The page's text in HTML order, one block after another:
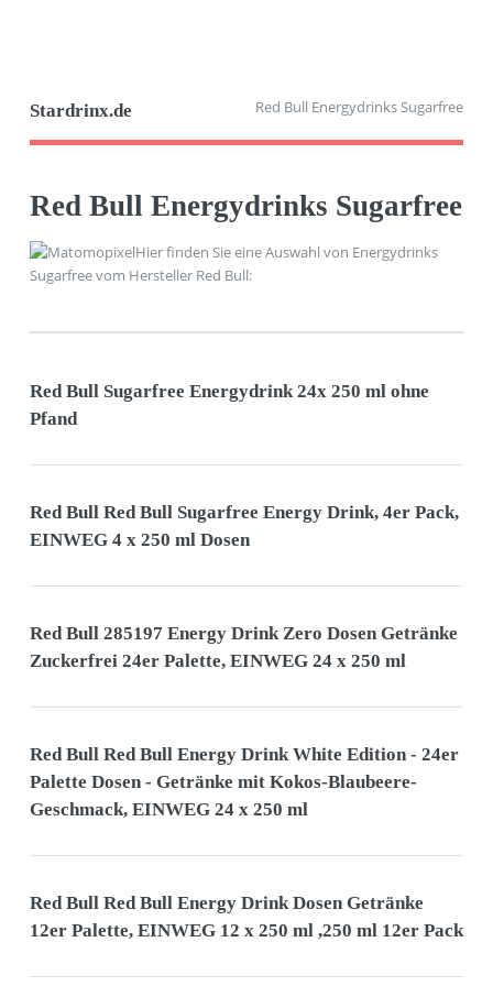
Stardrinx.de Red Bull Energydrinks Sugarfree
Red Bull Energydrinks Sugarfree
Hier finden Sie eine Auswahl von Energydrinks
Sugarfree vom Hersteller Red Bull:
Red Bull Sugarfree Energydrink 24x 250 ml ohne
Pfand
Red Bull Red Bull Sugarfree Energy Drink, 4er Pack,
EINWEG 4 x 250 ml Dosen
Red Bull 285197 Energy Drink Zero Dosen Getränke
Zuckerfrei 24er Palette, EINWEG 24 x 250 ml
Red Bull Red Bull Energy Drink White Edition - 24er
Palette Dosen - Getränke mit Kokos-Blaubeere-
Geschmack, EINWEG 24 x 250 ml
Red Bull Red Bull Energy Drink Dosen Getränke
12er Palette, EINWEG 12 x 250 ml ,250 ml 12er Pack